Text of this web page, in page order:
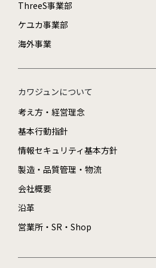
ThreeS事業部
ケユカ事業部
海外事業
カワジュンについて
考え方・経営理念
基本行動指針
情報セキュリティ基本方針
製造・品質管理・物流
会社概要
沿革
営業所・SR・Shop